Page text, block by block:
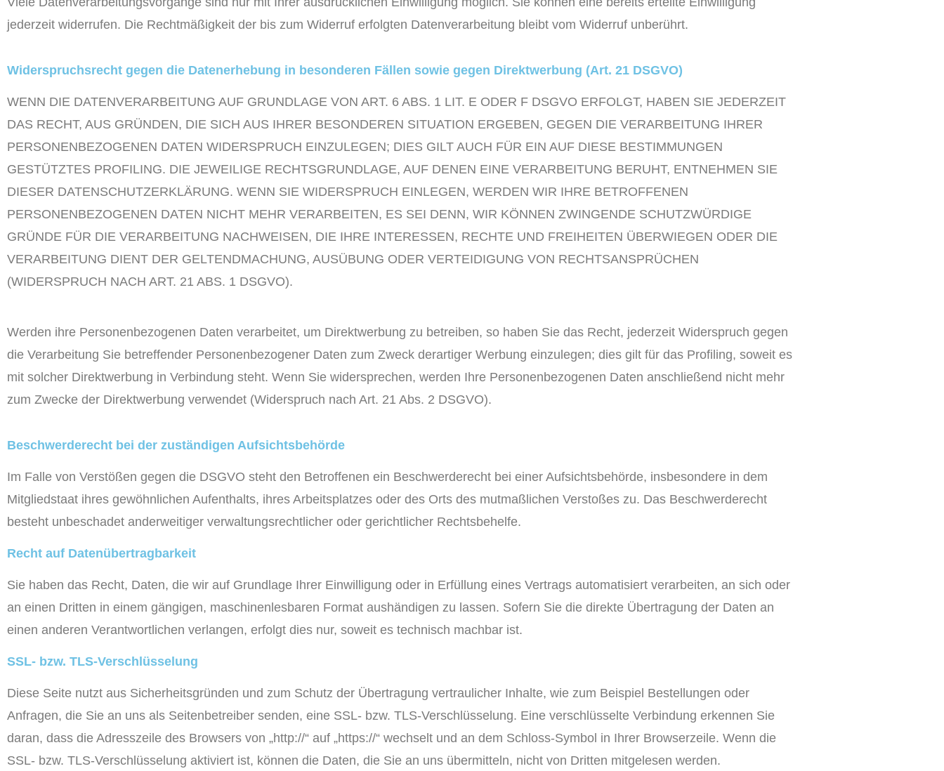
jederzeit widerrufen. Die Rechtmäßigkeit der bis zum Widerruf erfolgten Datenverarbeitung bleibt vom Widerruf unberührt.
Widerspruchsrecht gegen die Datenerhebung in besonderen Fällen sowie gegen Direktwerbung (Art. 21 DSGVO)
WENN DIE DATENVERARBEITUNG AUF GRUNDLAGE VON ART. 6 ABS. 1 LIT. E ODER F DSGVO ERFOLGT, HABEN SIE JEDERZEIT
DAS RECHT, AUS GRÜNDEN, DIE SICH AUS IHRER BESONDEREN SITUATION ERGEBEN, GEGEN DIE VERARBEITUNG IHRER
PERSONENBEZOGENEN DATEN WIDERSPRUCH EINZULEGEN; DIES GILT AUCH FÜR EIN AUF DIESE BESTIMMUNGEN
GESTÜTZTES PROFILING. DIE JEWEILIGE RECHTSGRUNDLAGE, AUF DENEN EINE VERARBEITUNG BERUHT, ENTNEHMEN SIE
DIESER DATENSCHUTZERKLÄRUNG. WENN SIE WIDERSPRUCH EINLEGEN, WERDEN WIR IHRE BETROFFENEN
PERSONENBEZOGENEN DATEN NICHT MEHR VERARBEITEN, ES SEI DENN, WIR KÖNNEN ZWINGENDE SCHUTZWÜRDIGE
GRÜNDE FÜR DIE VERARBEITUNG NACHWEISEN, DIE IHRE INTERESSEN, RECHTE UND FREIHEITEN ÜBERWIEGEN ODER DIE
VERARBEITUNG DIENT DER GELTENDMACHUNG, AUSÜBUNG ODER VERTEIDIGUNG VON RECHTSANSPRÜCHEN
(WIDERSPRUCH NACH ART. 21 ABS. 1 DSGVO).
Werden ihre Personenbezogenen Daten verarbeitet, um Direktwerbung zu betreiben, so haben Sie das Recht, jederzeit Widerspruch gegen
die Verarbeitung Sie betreffender Personenbezogener Daten zum Zweck derartiger Werbung einzulegen; dies gilt für das Profiling, soweit es
mit solcher Direktwerbung in Verbindung steht. Wenn Sie widersprechen, werden Ihre Personenbezogenen Daten anschließend nicht mehr
zum Zwecke der Direktwerbung verwendet (Widerspruch nach Art. 21 Abs. 2 DSGVO).
Beschwerde­recht bei der zuständigen Aufsichts­behörde
Im Falle von Verstößen gegen die DSGVO steht den Betroffenen ein Beschwerderecht bei einer Aufsichtsbehörde, insbesondere in dem
Mitgliedstaat ihres gewöhnlichen Aufenthalts, ihres Arbeitsplatzes oder des Orts des mutmaßlichen Verstoßes zu. Das Beschwerderecht
besteht unbeschadet anderweitiger verwaltungsrechtlicher oder gerichtlicher Rechtsbehelfe.
Recht auf Daten­übertrag­barkeit
Sie haben das Recht, Daten, die wir auf Grundlage Ihrer Einwilligung oder in Erfüllung eines Vertrags automatisiert verarbeiten, an sich oder
an einen Dritten in einem gängigen, maschinenlesbaren Format aushändigen zu lassen. Sofern Sie die direkte Übertragung der Daten an
einen anderen Verantwortlichen verlangen, erfolgt dies nur, soweit es technisch machbar ist.
SSL- bzw. TLS-Verschlüsselung
Diese Seite nutzt aus Sicherheitsgründen und zum Schutz der Übertragung vertraulicher Inhalte, wie zum Beispiel Bestellungen oder
Anfragen, die Sie an uns als Seitenbetreiber senden, eine SSL- bzw. TLS-Verschlüsselung. Eine verschlüsselte Verbindung erkennen Sie
daran, dass die Adresszeile des Browsers von „http://“ auf „https://“ wechselt und an dem Schloss-Symbol in Ihrer Browserzeile. Wenn die
SSL- bzw. TLS-Verschlüsselung aktiviert ist, können die Daten, die Sie an uns übermitteln, nicht von Dritten mitgelesen werden.